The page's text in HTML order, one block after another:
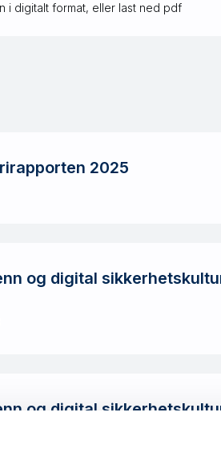
i digitalt format, eller last ned pdf
2025
og digital
og digital